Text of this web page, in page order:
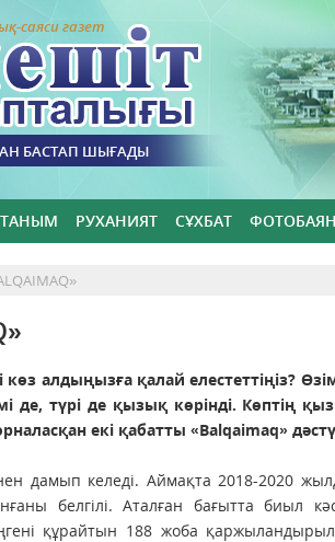
саяси газет
БАСТАП ШЫҒАДЫ
ТАНЫМ РУХАНИЯТ СҰХБАТ ФОТОБАЯН
алдыңызға қалай елестеттіңіз?
де, түрі де қызық көрінді. Көптің
екі қабатты «Balqaimaq»
дамып келеді. Аймақта 2018-2020
белгілі. Аталған бағытта биыл
құрайтын 188 жоба